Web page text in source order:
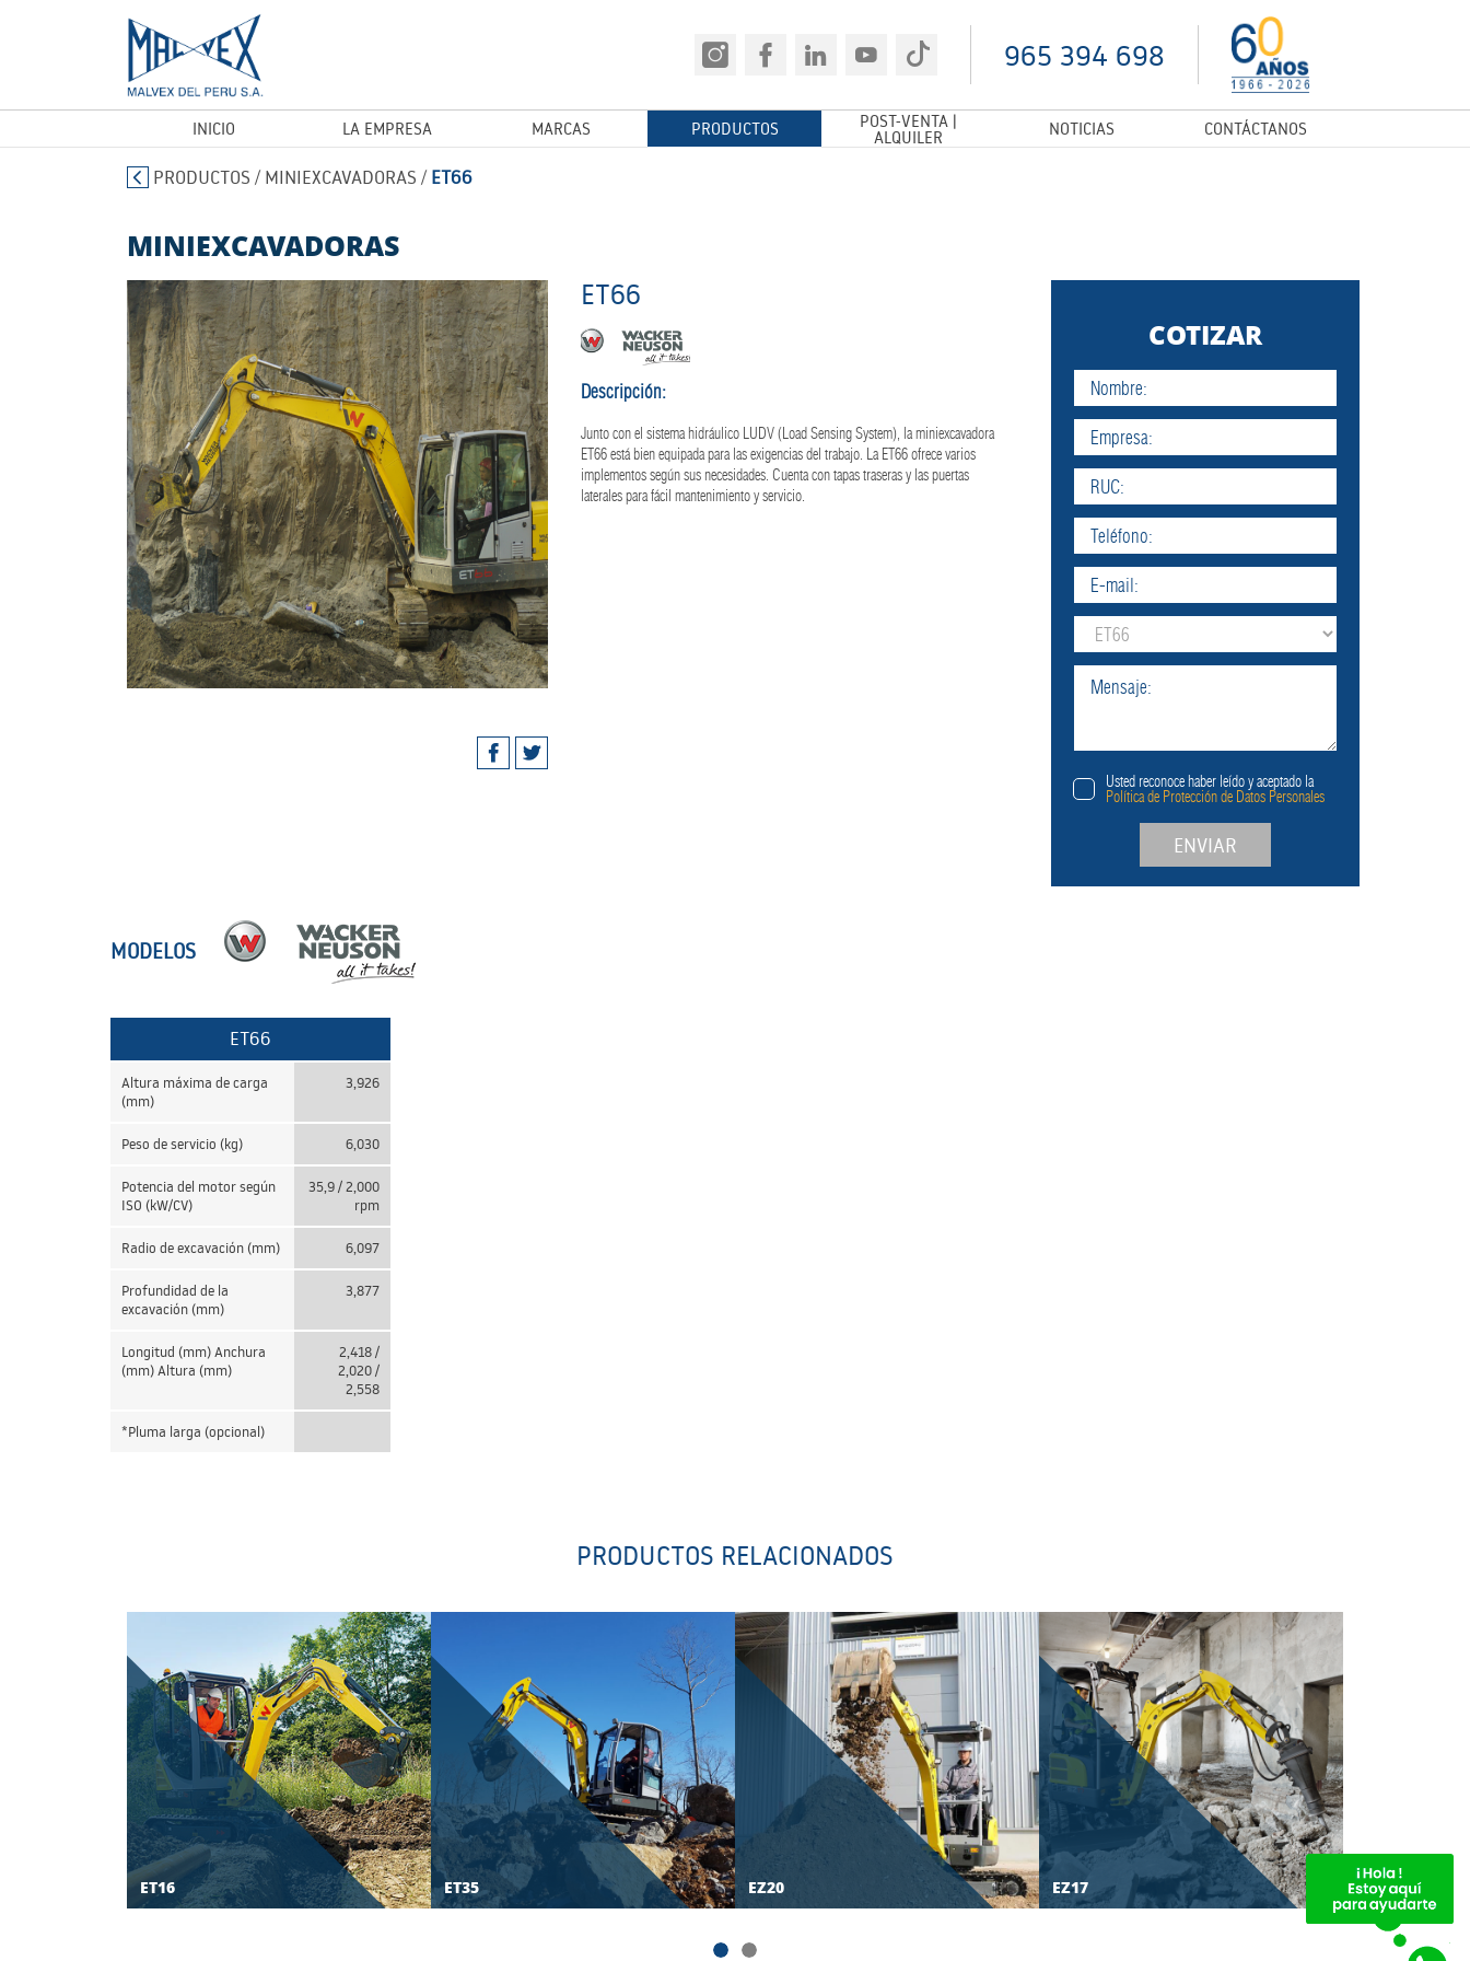
965 394 698
INICIO LA EMPRESA MARCAS PRODUCTOS POST-VENTA |
ALQUILER NOTICIAS CONTÁCTANOS
PRODUCTOS / MINIEXCAVADORAS / ET66
MINIEXCAVADORAS
ET66
Descripción:
Junto con el sistema hidráulico LUDV (Load Sensing System), la miniexcavadora
ET66 está bien equipada para las exigencias del trabajo. La ET66 ofrece varios
implementos según sus necesidades. Cuenta con tapas traseras y las puertas
laterales para fácil mantenimiento y servicio.
COTIZAR
Usted reconoce haber leído y aceptado la
Política de Protección de Datos Personales
ENVIAR
MODELOS
ET66
Altura máxima de carga
(mm)
3,926
Peso de servicio (kg) 6,030
Potencia del motor según
ISO (kW/CV)
35,9 / 2,000
rpm
Radio de excavación (mm) 6,097
Profundidad de la
excavación (mm)
3,877
Longitud (mm) Anchura
(mm) Altura (mm)
2,418 /
2,020 /
2,558
*Pluma larga (opcional)
PRODUCTOS RELACIONADOS
ET16 ET35 EZ20 EZ17 ET75